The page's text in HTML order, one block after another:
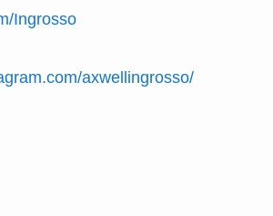
Ingrosso
axwellingrosso/